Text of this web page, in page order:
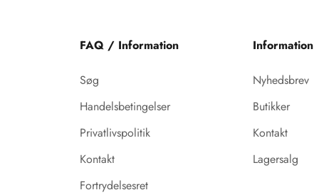
FAQ / Information
Søg
Handelsbetingelser
Privatlivspolitik
Kontakt
Fortrydelsesret
Information
Nyhedsbrev
Butikker
Kontakt
Lagersalg